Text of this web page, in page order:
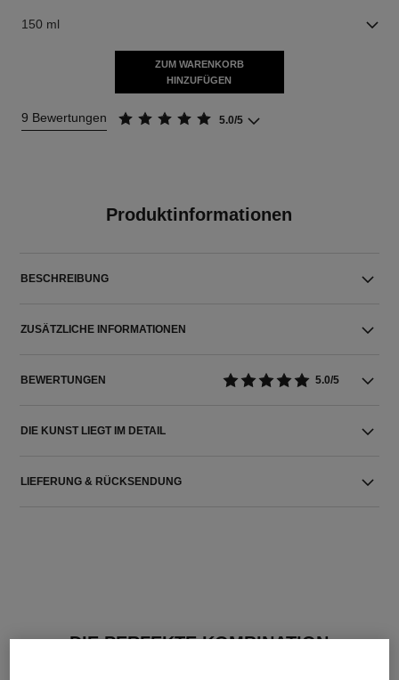
150 ml
ZUM WARENKORB
HINZUFÜGEN
9 Bewertungen 5.0/5
Produktinformationen
BESCHREIBUNG
ZUSÄTZLICHE INFORMATIONEN
BEWERTUNGEN 5.0/5
DIE KUNST LIEGT IM DETAIL
LIEFERUNG & RÜCKSENDUNG
DIE PERFEKTE KOMBINATION